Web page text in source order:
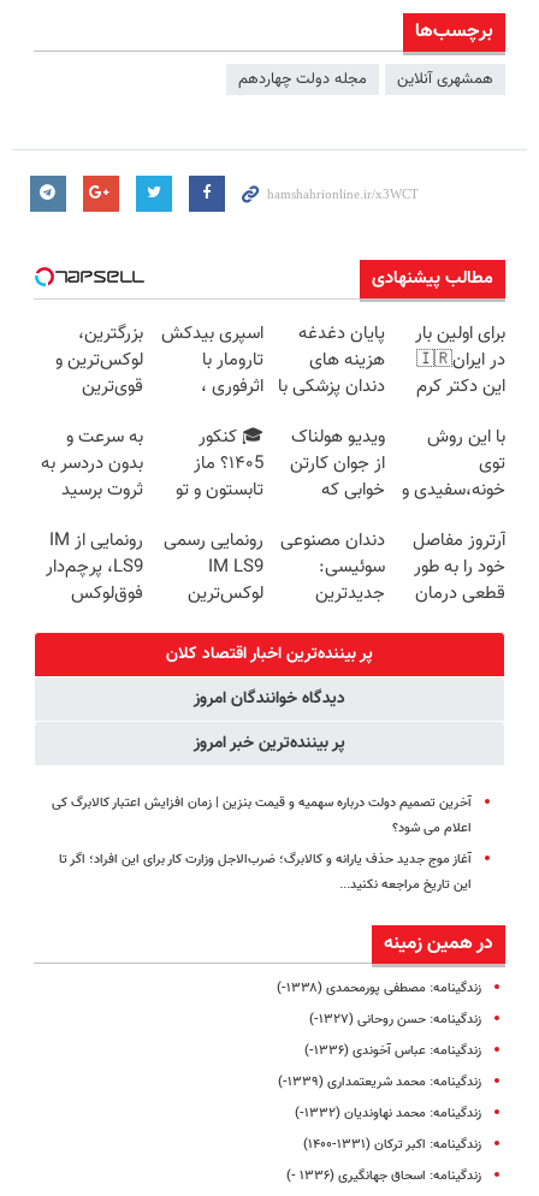
برچسب‌ها
همشهری آنلاین مجله دولت چهاردهم
مطالب پیشنهادی
برای اولین بار
در ایران🇮🇷
این دکتر کرم
روزه ساخت!
پایان دغدغه
هزینه های
دندان پزشکی با
کننده خانگی
اسپری بیدکش
تارومار با
اثرفوری ،
در مقابل بید
بزرگترین،
لوکس‌ترین و
قوی‌ترین
EREV در در
ایران رونمایی
شد
با این روش
توی
خونه،سفیدی و
برگردون
(40%off)
ویدیو هولناک
از جوان کارتن
خوابی که
آموزش رایگان
🎓 کنکور
۱۴۰5؟ ماز
تابستون و تو
میکنه 🏆
به سرعت و
بدون دردسر به
ثروت برسید
رایگان
پولسازی)
آرتروز مفاصل
خود را به طور
قطعی درمان
دندان مصنوعی
سوئیسی:
جدیدترین
سبک و مقاوم |
پرداخت قسطی
رونمایی رسمی
IM LS9
لوکس‌ترین
رونمایی از IM
LS9، پرچم‌دار
فوق‌لوکس
پر بیننده‌ترین اخبار اقتصاد كلان
دیدگاه خوانندگان امروز
پر بیننده‌ترین خبر امروز
آخرین تصمیم دولت درباره سهمیه و قیمت بنزین | زمان افزایش اعتبار کالابرگ کی
اعلام می شود؟
آغاز موج جدید حذف یارانه و کالابرگ؛ ضرب‌الاجل وزارت کار برای این افراد؛ اگر تا
این تاریخ مراجعه نکنید...
در همین زمینه
زندگینامه: مصطفی پورمحمدی (۱۳۳۸-)
زندگینامه: حسن روحانی (۱۳۲۷-)
زندگینامه: عباس آخوندی (۱۳۳۶-)
زندگینامه: محمد شریعتمداری (۱۳۳۹-)
زندگینامه: محمد نهاوندیان (۱۳۳۲-)
زندگینامه: اکبر ترکان (۱۳۳۱-۱۴۰۰)
زندگینامه:‌ اسحاق جهانگیری (۱۳۳۶ -)